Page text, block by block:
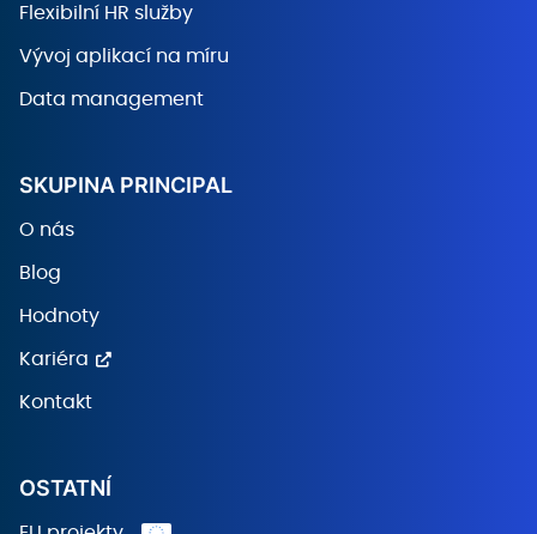
Flexibilní HR služby
Vývoj aplikací na míru
Data management
SKUPINA PRINCIPAL
O nás
Blog
Hodnoty
Kariéra
Kontakt
OSTATNÍ